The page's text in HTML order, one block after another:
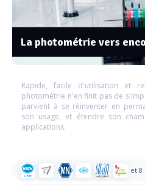
La photométrie vers
Rapide, facile d'utilisation et
photométrie n'en finit pas de
parvient à se réinventer en
son usage, et étendre son
applications.
et 8